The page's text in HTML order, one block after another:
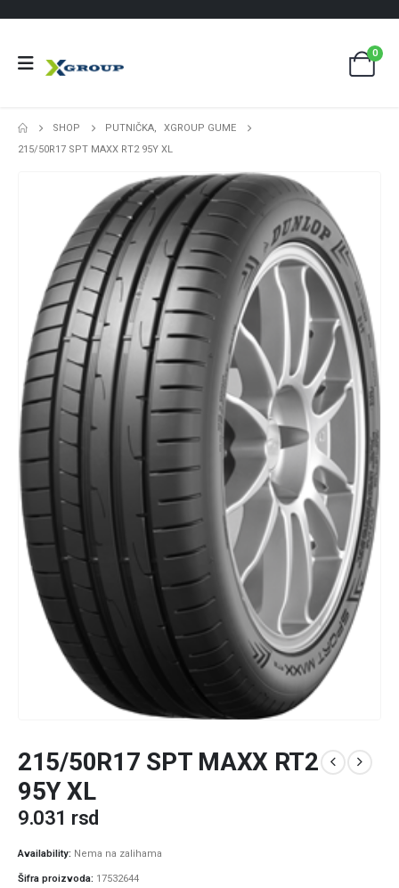
0
SHOP PUTNIČKA,
XGROUP GUME
215/50R17 SPT MAXX RT2 95Y XL
215/50R17 SPT MAXX RT2
95Y XL
9.031 rsd
Availability: Nema na zalihama
Šifra proizvoda: 17532644